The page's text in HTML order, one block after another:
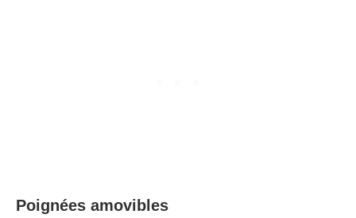
Poignées amovibles